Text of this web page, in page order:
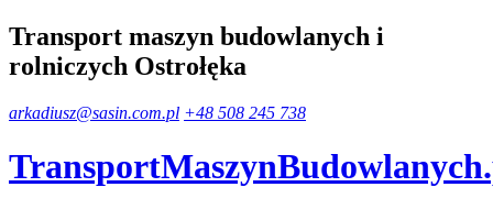
Transport maszyn budowlanych i
rolniczych Ostrołęka
arkadiusz@sasin.com.pl +48 508 245 738
TransportMaszynBudowlanych